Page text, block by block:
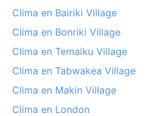
Clima en Bairiki Village
Clima en Bonriki Village
Clima en Temaiku Village
Clima en Tabwakea Village
Clima en Makin Village
Clima en London